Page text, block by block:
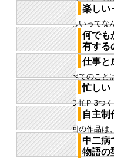
ては、好き勝
思ったし、 仮
楽しい
楽しいってな
生きている そ
楽しい人、好
何でも
有する
何でもかんで
かと思う 大数
あるが、 それ
仕事と
すべてのこと
その2つの要
んでいる気が
忙しい
忙C 忙P 3つ
しい
自主制
今回の作品は
きる苦しみ、
する僕自身の
中二病
物語の